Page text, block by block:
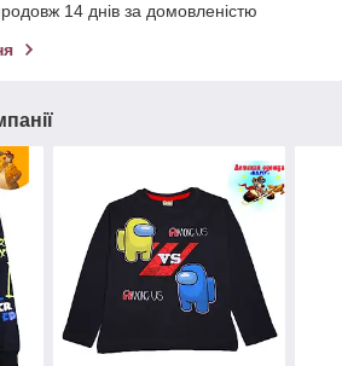
14 днів за домовленістю